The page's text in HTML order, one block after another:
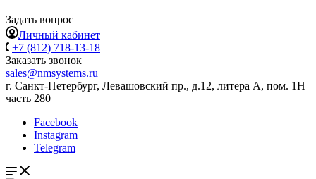
Задать вопрос
Личный кабинет
+7 (812) 718-13-18
Заказать звонок
sales@nmsystems.ru
г. Санкт-Петербург, Левашовский пр., д.12, литера А, пом. 1Н
часть 280
Facebook
Instagram
Telegram